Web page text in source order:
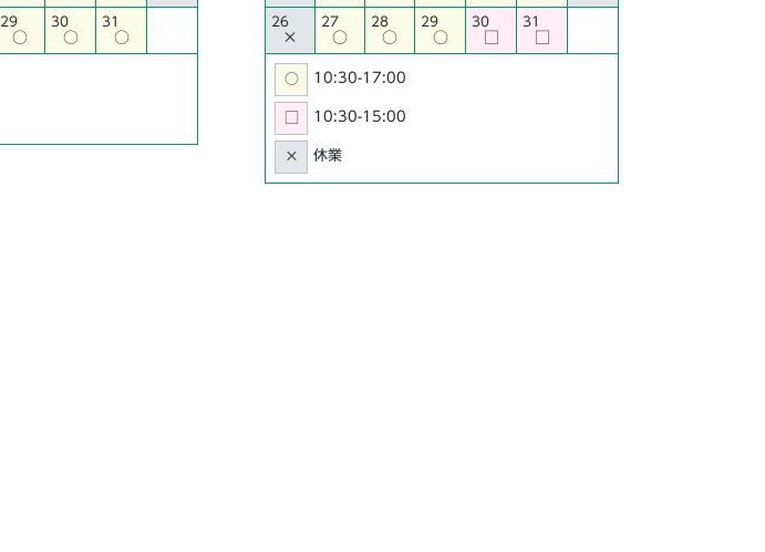
29
○
30
○
31
○
26
×
27
○
28
○
29
○
30 31
○ 10:30-17:00
10:30-15:00
× 休業